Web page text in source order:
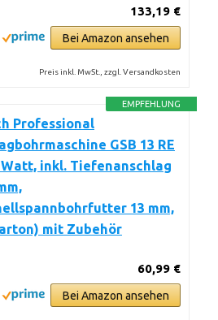
133,19 €
Bei Amazon ansehen
Preis inkl. MwSt., zzgl. Versandkosten
EMPFEHLUNG
Professional
GSB 13 RE
Watt, inkl. Tiefenanschlag
13 mm,
mit Zubehör
60,99 €
Bei Amazon ansehen